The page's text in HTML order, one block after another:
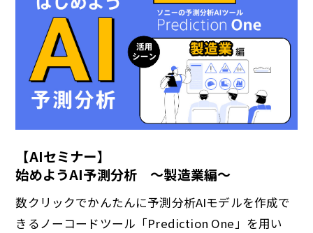
【AIセミナー】
始めようAI予測分析 ～製造業編～
数クリックでかんたんに予測分析AIモデルを作成で
きるノーコードツール「Prediction One」を用い